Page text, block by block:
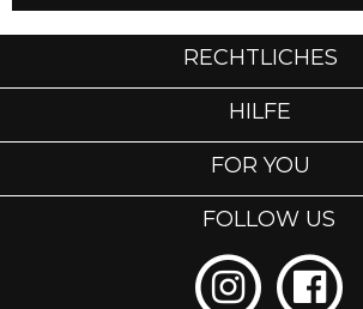
RECHTLICHES
HILFE
FOR YOU
FOLLOW US